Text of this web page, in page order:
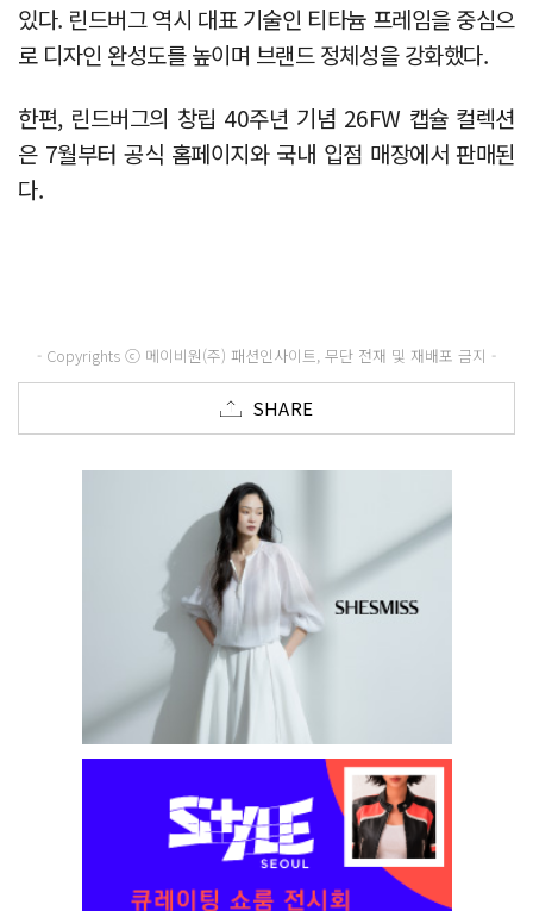
있다. 린드버그 역시 대표 기술인 티타늄 프레임을 중심으
로 디자인 완성도를 높이며 브랜드 정체성을 강화했다.
한편, 린드버그의 창립 40주년 기념 26FW 캡슐 컬렉션
은 7월부터 공식 홈페이지와 국내 입점 매장에서 판매된
다.
- Copyrights ⓒ 메이비원(주) 패션인사이트, 무단 전재 및 재배포 금지 -
SHARE